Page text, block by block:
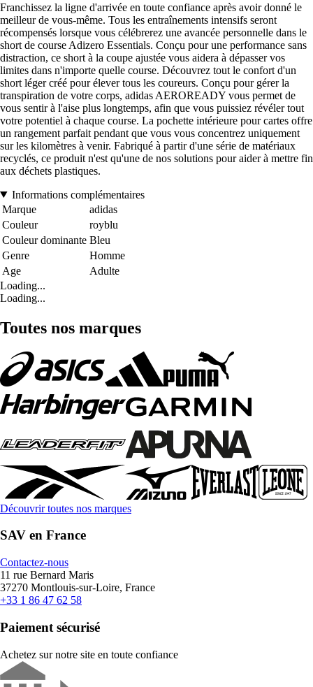
Franchissez la ligne d'arrivée en toute confiance après avoir donné le
meilleur de vous-même. Tous les entraînements intensifs seront
récompensés lorsque vous célébrerez une avancée personnelle dans le
short de course Adizero Essentials. Conçu pour une performance sans
distraction, ce short à la coupe ajustée vous aidera à dépasser vos
limites dans n'importe quelle course. Découvrez tout le confort d'un
short léger créé pour élever tous les coureurs. Conçu pour gérer la
transpiration de votre corps, adidas AEROREADY vous permet de
vous sentir à l'aise plus longtemps, afin que vous puissiez révéler tout
votre potentiel à chaque course. La pochette intérieure pour cartes offre
un rangement parfait pendant que vous vous concentrez uniquement
sur les kilomètres à venir. Fabriqué à partir d'une série de matériaux
recyclés, ce produit n'est qu'une de nos solutions pour aider à mettre fin
aux déchets plastiques.
Informations complémentaires
Marque
adidas
Couleur
royblu
Couleur dominante Bleu
Genre
Homme
Age
Adulte
Loading...
Loading...
Toutes nos marques
Découvrir toutes nos marques
SAV en France
Contactez-nous
11 rue Bernard Maris
37270 Montlouis-sur-Loire, France
+33 1 86 47 62 58
Paiement sécurisé
Achetez sur notre site en toute confiance